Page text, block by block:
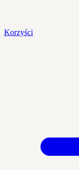
Korzyści